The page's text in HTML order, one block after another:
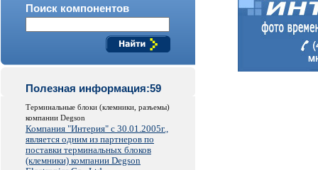
Поиск компонентов
Полезная информация:59
Терминальные блоки (клемники, разъемы)
компании Degson
Компания "Интерия" с 30.01.2005г.,
является одним из партнеров по
поставки терминальных блоков
(клемники) компании Degson